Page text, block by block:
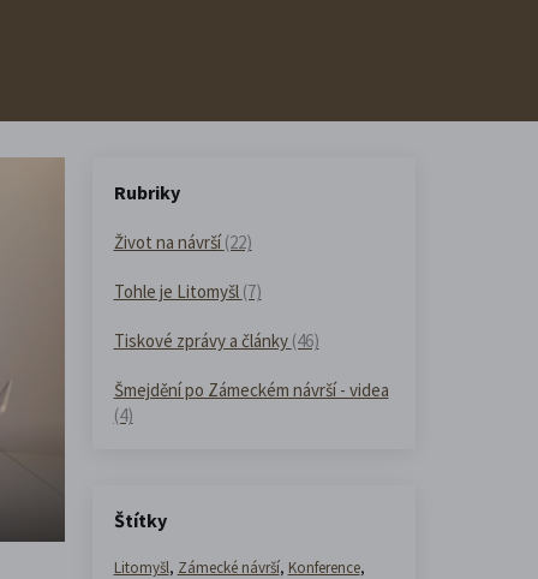
Rubriky
Život na návrší(22)
Tohle je Litomyšl (7)
Tiskové zprávy a články (46)
Šmejdění po Zámeckém návrší - videa
(4)
Štítky
Litomyšl, Zámecké návrší, Konference,